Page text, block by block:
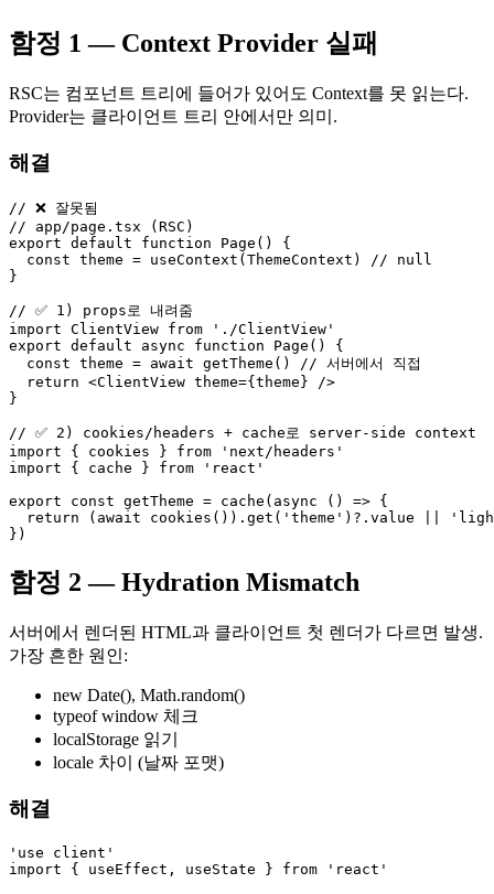
함정 1 — Context Provider 실패
RSC는 컴포넌트 트리에 들어가 있어도 Context를 못 읽는다.
Provider는 클라이언트 트리 안에서만 의미.
해결
// ❌ 잘못됨
// app/page.tsx (RSC)
export default function Page() {
  const theme = useContext(ThemeContext) // null
}
// ✅ 1) props로 내려줌
import ClientView from './ClientView'
export default async function Page() {
  const theme = await getTheme() // 서버에서 직접
  return <ClientView theme={theme} />
}
// ✅ 2) cookies/headers + cache로 server-side context
import { cookies } from 'next/headers'
import { cache } from 'react'
export const getTheme = cache(async () => {
return (await cookies()).get('theme')?.value ||
})
함정 2 — Hydration Mismatch
서버에서 렌더된 HTML과 클라이언트 첫 렌더가 다르면 발생.
가장 흔한 원인:
new Date(), Math.random()
typeof window 체크
localStorage 읽기
locale 차이 (날짜 포맷)
해결
'use client'
import { useEffect, useState } from 'react'